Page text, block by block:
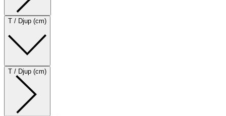
T / Djup (cm)
T / Djup (cm)